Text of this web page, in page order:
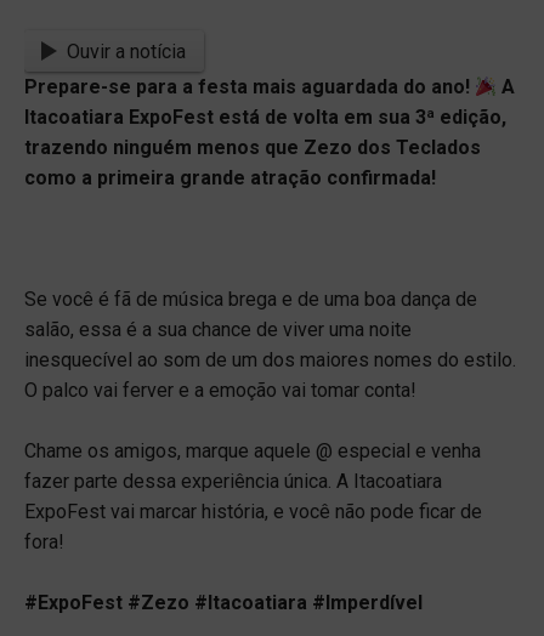
Ouvir a notícia
Prepare-se para a festa mais aguardada do ano!
A
Itacoatiara ExpoFest está de volta em sua 3ª edição,
trazendo ninguém menos que Zezo dos Teclados
como a primeira grande atração confirmada!
Se você é fã de música brega e de uma boa dança de
salão, essa é a sua chance de viver uma noite
inesquecível ao som de um dos maiores nomes do estilo.
O palco vai ferver e a emoção vai tomar conta!
Chame os amigos, marque aquele @ especial e venha
fazer parte dessa experiência única. A Itacoatiara
ExpoFest vai marcar história, e você não pode ficar de
fora!
#ExpoFest #Zezo #Itacoatiara #Imperdível